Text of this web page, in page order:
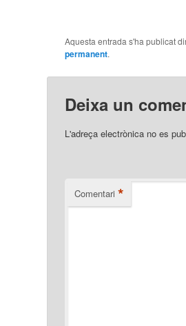
Aquesta entrada s'ha publicat
permanent.
Deixa un
L'adreça electrònica no es
Comentari *